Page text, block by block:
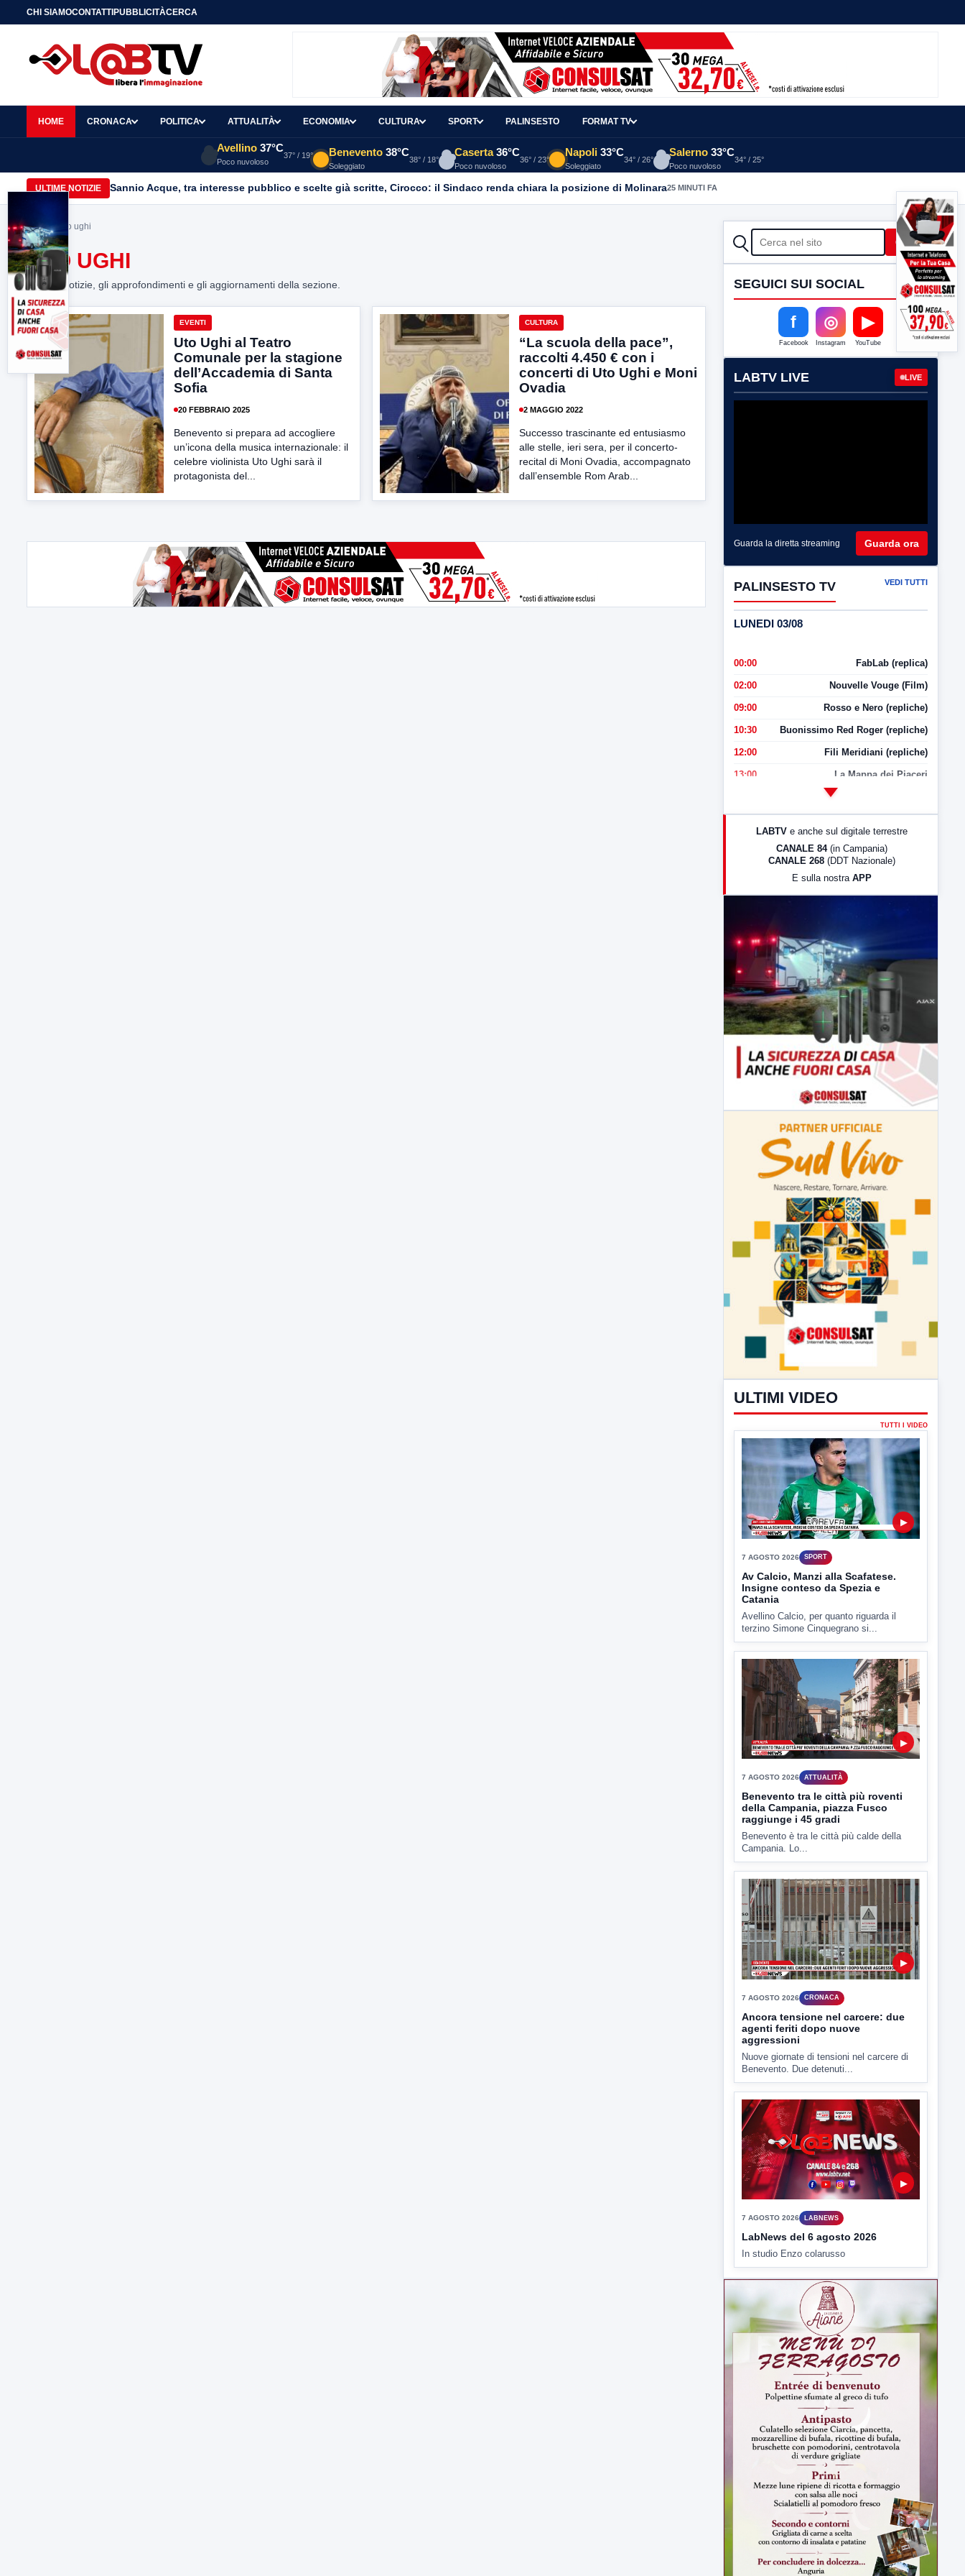
CHI SIAMOCONTATTIPUBBLICITÀCERCA
HOME CRONACA POLITICA ATTUALITÀ ECONOMIA CULTURA SPORT PALINSESTO FORMAT TV
Avellino 37°C
Poco nuvoloso
37° / 19° Benevento 38°C
Soleggiato
38° / 18°
Caserta 36°C
Poco nuvoloso
36° / 23°
Napoli 33°C
Soleggiato
34° / 26°
Salerno 33°C
Poco nuvoloso
34° / 25°
ULTIME NOTIZIE Sannio Acque, tra interesse pubblico e scelte già scritte, Cirocco: il Sindaco renda chiara la posizione di Molinara25 MINUTI FA
Home> uto ughi
UTO UGHI
Tutte le notizie, gli approfondimenti e gli aggiornamenti della sezione.
EVENTI
Uto Ughi al Teatro
Comunale per la stagione
dell’Accademia di Santa
Sofia
20 FEBBRAIO 2025
Benevento si prepara ad accogliere
un’icona della musica internazionale: il
celebre violinista Uto Ughi sarà il
protagonista del...
CULTURA
“La scuola della pace”,
raccolti 4.450 € con i
concerti di Uto Ughi e Moni
Ovadia
2 MAGGIO 2022
Successo trascinante ed entusiasmo
alle stelle, ieri sera, per il concerto-
recital di Moni Ovadia, accompagnato
dall’ensemble Rom Arab...
CERCA Cerca
SEGUICI SUI SOCIAL
f
Facebook
◎
Instagram
▶
YouTube
LABTV LIVE LIVE
Guarda la diretta streaming Guarda ora
PALINSESTO TV VEDI TUTTI
LUNEDI 03/08
00:00 FabLab (replica)
02:00 Nouvelle Vouge (Film)
09:00 Rosso e Nero (repliche)
10:30 Buonissimo Red Roger (repliche)
12:00 Fili Meridiani (repliche)
13:00 La Mappa dei Piaceri
LabNews (Diretta)
LABTV e anche sul digitale terrestre
CANALE 84 (in Campania)
CANALE 268 (DDT Nazionale)
E sulla nostra APP
ULTIMI VIDEO
TUTTI I VIDEO
7 AGOSTO 2026
Av Calcio, Manzi alla Scafatese.
Insigne conteso da Spezia e
Catania
Avellino Calcio, per quanto riguarda il
terzino Simone Cinquegrano si...
7 AGOSTO 2026 ATTUALITÀ
Benevento tra le città più roventi
della Campania, piazza Fusco
raggiunge i 45 gradi
Benevento è tra le città più calde della
Campania. Lo...
7 AGOSTO 2026 CRONACA
Ancora tensione nel carcere: due
agenti feriti dopo nuove
aggressioni
Nuove giornate di tensioni nel carcere di
Benevento. Due detenuti...
7 AGOSTO 2026 LABNEWS
LabNews del 6 agosto 2026
In studio Enzo colarusso